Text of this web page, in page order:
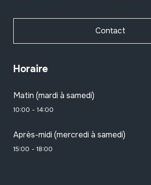
Contact
Horaire
Matin (mardi à samedi)
10:00 - 14:00
Après-midi (mercredi à samedi)
15:00 - 18:00